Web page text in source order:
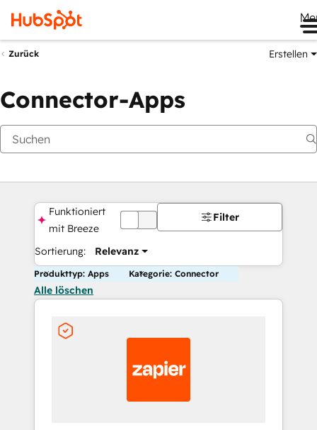
Zurück Erstellen
Connector-Apps
Funktioniert
mit Breeze
DEAKTIVIERT
Sortierung: Relevanz
Filter
Produkttyp: Apps Kategorie: Connector
Alle löschen